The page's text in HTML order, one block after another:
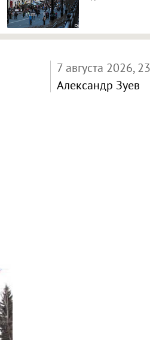
7 августа 2026,
Александр Зуев